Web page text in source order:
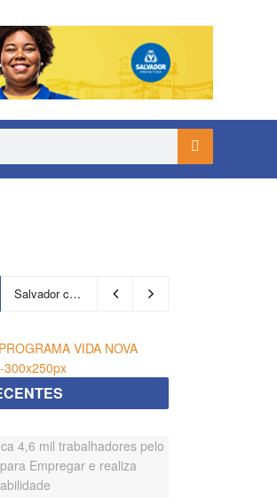
Salvador chegará a 640 áreas protegidas pela Prefeitura com investimentos em contenções de encostas e prevenção de riscos